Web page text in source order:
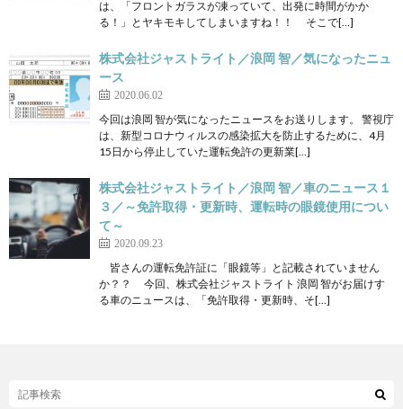
は、「フロントガラスが凍っていて、出発に時間がかか
る！」とヤキモキしてしまいますね！！ そこで[…]
株式会社ジャストライト／浪岡 智／気になったニュ
ース
2020.06.02
今回は浪岡 智が気になったニュースをお送りします。 警視庁
は、新型コロナウィルスの感染拡大を防止するために、4月
15日から停止していた運転免許の更新業[…]
株式会社ジャストライト／浪岡 智／車のニュース１
３／～免許取得・更新時、運転時の眼鏡使用につい
て～
2020.09.23
皆さんの運転免許証に「眼鏡等」と記載されていません
か？？ 今回、株式会社ジャストライト 浪岡 智がお届けす
る車のニュースは、「免許取得・更新時、そ[…]